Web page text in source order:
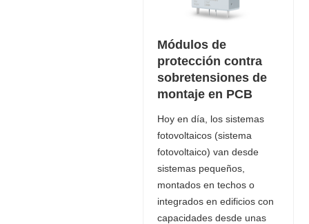
Módulos de
protección contra
sobretensiones de
montaje en PCB
Hoy en día, los sistemas
fotovoltaicos (sistema
fotovoltaico) van desde
sistemas pequeños,
montados en techos o
integrados en edificios con
capacidades desde unas